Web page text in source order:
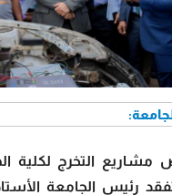
التخرج لكلية
رئيس الجامعة